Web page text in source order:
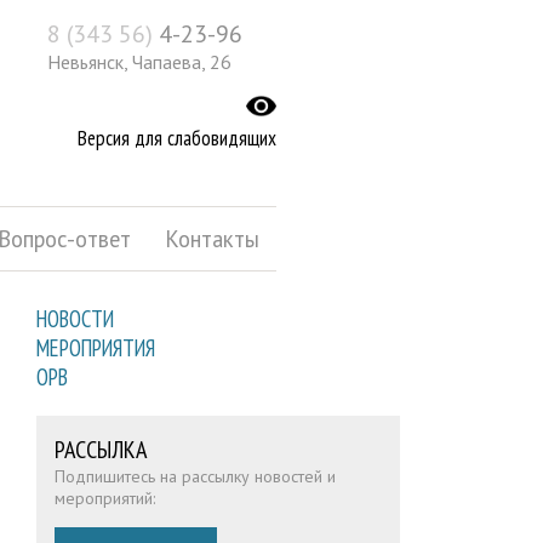
8 (343 56) 4-23-96
Невьянск, Чапаева, 26
Версия для слабовидящих
Вопрос-ответ Контакты
НОВОСТИ
МЕРОПРИЯТИЯ
ОРВ
РАССЫЛКА
Подпишитесь на рассылку новостей и
мероприятий: